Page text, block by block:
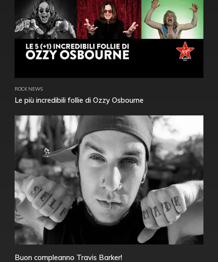
ROCK NEWS
Le più incredibili follie di Ozzy Osbourne
Buon compleanno Travis Barker!